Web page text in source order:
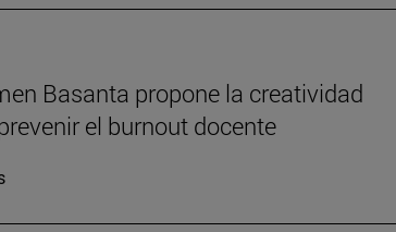
Basanta propone la creatividad
el burnout docente